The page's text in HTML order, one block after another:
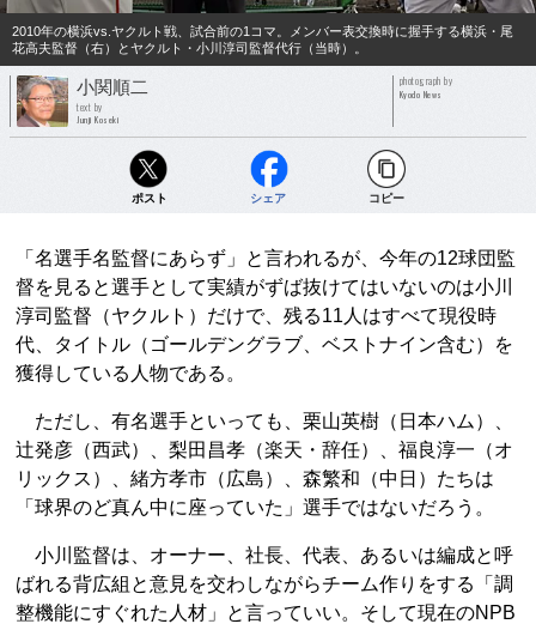
2010年の横浜vs.ヤクルト戦、試合前の1コマ。メンバー表交換時に握手する横浜・尾
花高夫監督（右）とヤクルト・小川淳司監督代行（当時）。
小関順二
text by
Junji Koseki
photograph by
Kyodo News
ポスト シェア コピー
「名選手名監督にあらず」と言われるが、今年の12球団監
督を見ると選手として実績がずば抜けてはいないのは小川
淳司監督（ヤクルト）だけで、残る11人はすべて現役時
代、タイトル（ゴールデングラブ、ベストナイン含む）を
獲得している人物である。
ただし、有名選手といっても、栗山英樹（日本ハム）、
辻発彦（西武）、梨田昌孝（楽天・辞任）、福良淳一（オ
リックス）、緒方孝市（広島）、森繁和（中日）たちは
「球界のど真ん中に座っていた」選手ではないだろう。
小川監督は、オーナー、社長、代表、あるいは編成と呼
ばれる背広組と意見を交わしながらチーム作りをする「調
整機能にすぐれた人材」と言っていい。そして現在のNPB